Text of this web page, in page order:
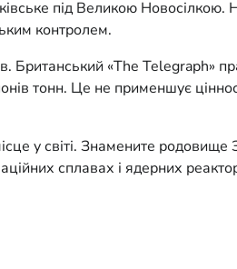
під Великою
контролем.
Британський «The Telegraph»
Це не применшує
у світі. Знамените родовище
сплавах і ядерних